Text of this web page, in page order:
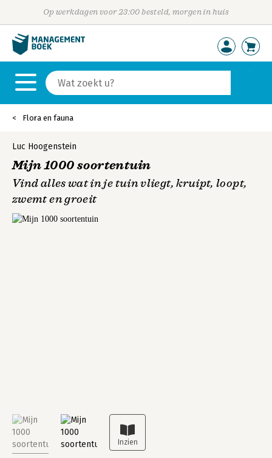
Op werkdagen voor 23:00 besteld, morgen in huis
Flora en fauna
Luc Hoogenstein
Mijn 1000 soortentuin
Vind alles wat in je tuin vliegt, kruipt, loopt,
zwemt en groeit